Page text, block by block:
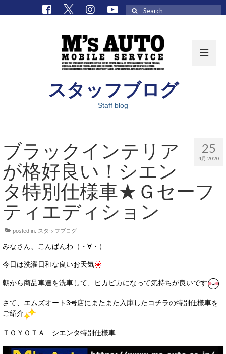
取扱車種一覧
M’sCollectionパーツ一覧
エムズオート
M’sCollection
エムズオートとは
サービス・保証
店舗情報
会社概要
トップメッセージ
スタッフブログ
Staff blog
25
4月 2020
ブラックインテリア
が格好良い！シエン
タ特別仕様車★Ｇセーフ
ティエディション
posted in: スタッフブログ
みなさん、こんばんわ（・∀・）
今日は洗濯日和な良いお天気
朝から商品車達を洗車して、ピカピカになって気持ちが良いです
さて、エムズオート3号店にまたまた入庫したコチラの特別仕様車を
ご紹介
ＴＯＹＯＴＡ シエンタ特別仕様車